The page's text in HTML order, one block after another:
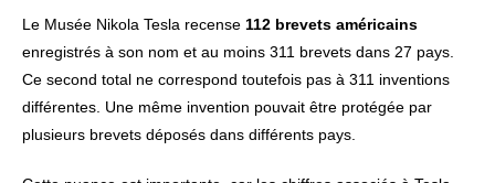
Le Musée Nikola Tesla recense 112 brevets américains
enregistrés à son nom et au moins 311 brevets dans 27 pays.
Ce second total ne correspond toutefois pas à 311 inventions
différentes. Une même invention pouvait être protégée par
plusieurs brevets déposés dans différents pays.